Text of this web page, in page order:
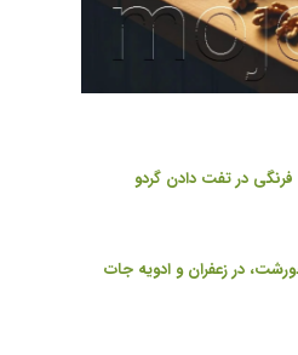
از 1 قاشق غذاخوری رب گوجه فرنگی در تفت دادن گردو
در زعفران و ادویه جات